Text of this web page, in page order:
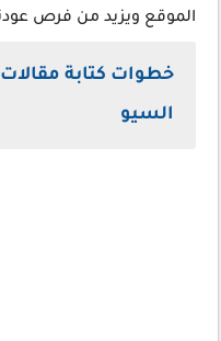
الموقع ويزيد من فرص
خطوات كتابة
السيو